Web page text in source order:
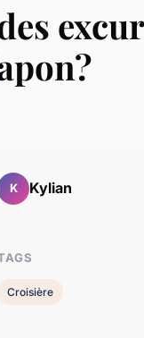
K Kylian
Croisière